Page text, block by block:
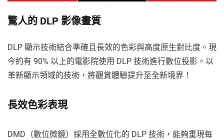
驚人的 DLP 影像畫質
DLP 顯示技術結合準確且長效的色彩與高度原生對比度。現
今約有 90% 以上的電影院使用 DLP 技術進行數位投影。以
革新顯示領域的技術，將觀賞體驗提升至全新境界！
長效色彩表現
DMD（數位微鏡）採用全數位化的 DLP 技術，能夠重現每